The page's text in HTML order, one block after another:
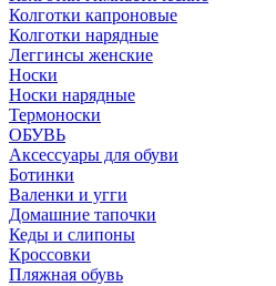
Колготки капроновые
Колготки нарядные
Леггинсы женские
Носки
Носки нарядные
Термоноски
ОБУВЬ
Аксессуары для обуви
Ботинки
Валенки и угги
Домашние тапочки
Кеды и слипоны
Кроссовки
Пляжная обувь